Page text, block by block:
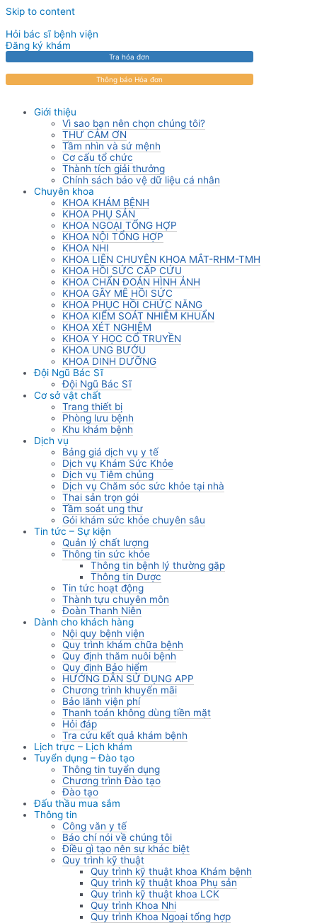
Skip to content
Hỏi bác sĩ bệnh viện
Đăng ký khám
Tra hóa đơn
Thông báo Hóa đơn
Giới thiệu
Vì sao bạn nên chọn chúng tôi?
THƯ CẢM ƠN
Tầm nhìn và sứ mệnh
Cơ cấu tổ chức
Thành tích giải thưởng
Chính sách bảo vệ dữ liệu cá nhân
Chuyên khoa
KHOA KHÁM BỆNH
KHOA PHỤ SẢN
KHOA NGOẠI TỔNG HỢP
KHOA NỘI TỔNG HỢP
KHOA NHI
KHOA LIÊN CHUYÊN KHOA MẮT-RHM-TMH
KHOA HỒI SỨC CẤP CỨU
KHOA CHẨN ĐOÁN HÌNH ẢNH
KHOA GÂY MÊ HỒI SỨC
KHOA PHỤC HỒI CHỨC NĂNG
KHOA KIỂM SOÁT NHIỄM KHUẨN
KHOA XÉT NGHIỆM
KHOA Y HỌC CỔ TRUYỀN
KHOA UNG BƯỚU
KHOA DINH DƯỠNG
Đội Ngũ Bác Sĩ
Đội Ngũ Bác Sĩ
Cơ sở vật chất
Trang thiết bị
Phòng lưu bệnh
Khu khám bệnh
Dịch vụ
Bảng giá dịch vụ y tế
Dịch vụ Khám Sức Khỏe
Dịch vụ Tiêm chủng
Dịch vụ Chăm sóc sức khỏe tại nhà
Thai sản trọn gói
Tầm soát ung thư
Gói khám sức khỏe chuyên sâu
Tin tức – Sự kiện
Quản lý chất lượng
Thông tin sức khỏe
Thông tin bệnh lý thường gặp
Thông tin Dược
Tin tức hoạt động
Thành tựu chuyên môn
Đoàn Thanh Niên
Dành cho khách hàng
Nội quy bệnh viện
Quy trình khám chữa bệnh
Quy định thăm nuôi bệnh
Quy định Bảo hiểm
HƯỚNG DẪN SỬ DỤNG APP
Chương trình khuyến mãi
Bảo lãnh viện phí
Thanh toán không dùng tiền mặt
Hỏi đáp
Tra cứu kết quả khám bệnh
Lịch trực – Lịch khám
Tuyển dụng – Đào tạo
Thông tin tuyển dụng
Chương trình Đào tạo
Đào tạo
Đấu thầu mua sắm
Thông tin
Công văn y tế
Báo chí nói về chúng tôi
Điều gì tạo nên sự khác biệt
Quy trình kỹ thuật
Quy trình kỹ thuật khoa Khám bệnh
Quy trình kỹ thuật khoa Phụ sản
Quy trình kỹ thuật khoa LCK
Quy trình Khoa Nhi
Quy trình Khoa Ngoại tổng hợp